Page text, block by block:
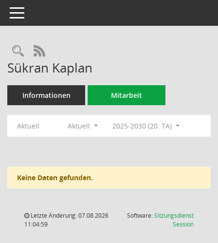
Toggle navigation
Rechercheauswahl
RSS-Feed
Sükran Kaplan
Informationen Mitarbeit
Aktuell Aktuell 2025-2030 (20. TA)
Keine Daten gefunden.
Letzte Änderung: 07.08.2026
11:04:59
Software:Sitzungsdienst
Session(Wird in